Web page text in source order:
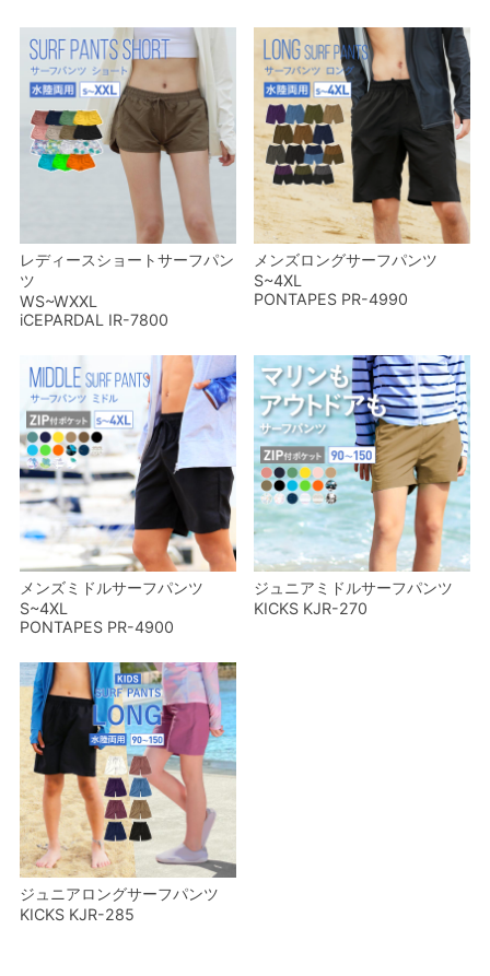
レディースショートサーフパン
ツ
WS~WXXL
iCEPARDAL IR-7800
メンズロングサーフパンツ
S~4XL
PONTAPES PR-4990
メンズミドルサーフパンツ
S~4XL
PONTAPES PR-4900
ジュニアミドルサーフパンツ
KICKS KJR-270
ジュニアロングサーフパンツ
KICKS KJR-285